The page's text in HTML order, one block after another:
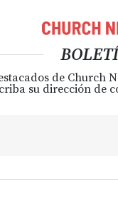
de Church
su dirección de